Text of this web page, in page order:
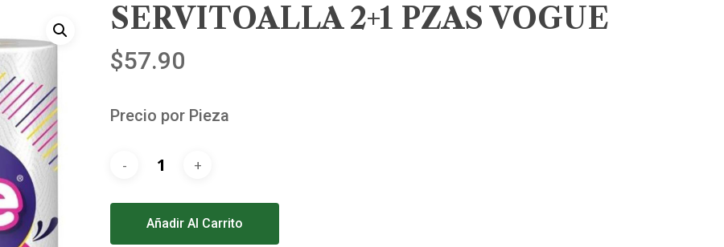
SERVITOALLA 2+1 PZAS VOGUE
$57.90
Precio por Pieza
Añadir Al Carrito